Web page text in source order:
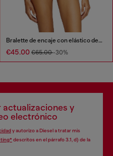
Bralette de encaje con elástico de logo Diesel
€45.00 €65.00-30%
actualizaciones y
electrónico
y autorizo a Diesel a tratar mis
descritos en el párrafo 3.1, d) de la